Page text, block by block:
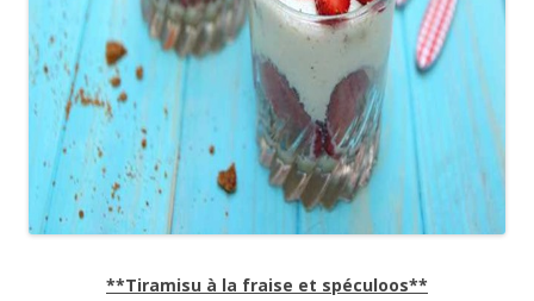
**Tiramisu à la fraise et spéculoos**